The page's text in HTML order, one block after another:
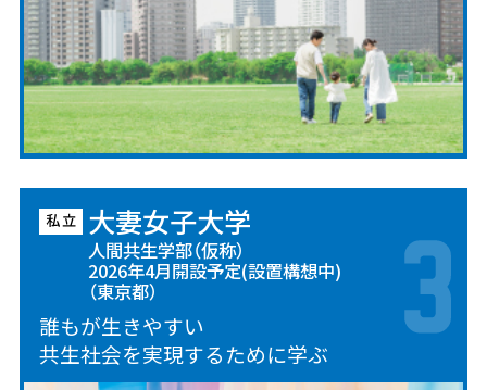
大妻女子大学
人間共生学部（仮称）
2026年4月開設予定(設置構想中)
（東京都）
誰もが生きやすい
共生社会を実現するために学ぶ